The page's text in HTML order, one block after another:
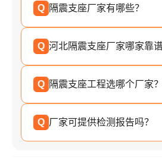
Q 隔震支座厂家有哪些？
Q 河北隔震支座厂家哪家靠谱
Q 隔震支座工程选哪个厂家？
Q 厂家可提供检测报告吗？